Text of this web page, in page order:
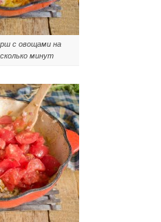
с овощами на
минут